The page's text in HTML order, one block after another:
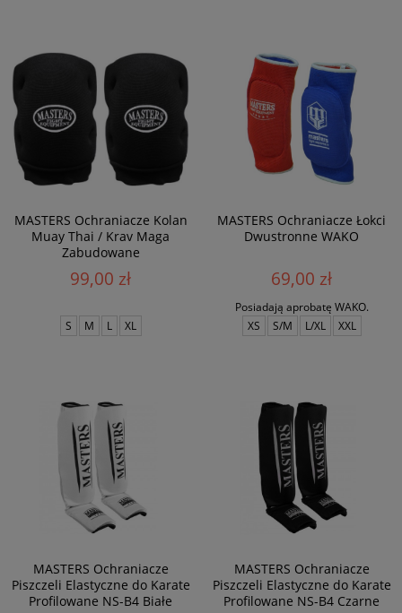
MASTERS Ochraniacze Kolan
Muay Thai / Krav Maga
Zabudowane
99,00 zł
S M L XL
MASTERS Ochraniacze Łokci
Dwustronne WAKO
69,00 zł
Posiadają aprobatę WAKO.
XS
S/M L/XL XXL
MASTERS Ochraniacze
Piszczeli Elastyczne do Karate
Profilowane NS-B4 Białe
MASTERS Ochraniacze
Piszczeli Elastyczne do Karate
Profilowane NS-B4 Czarne